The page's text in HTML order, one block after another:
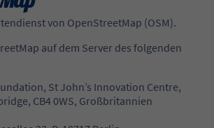
von OpenStreetMap (OSM).
auf dem Server des folgenden
St John’s Innovation Centre,
CB4 0WS, Großbritannien